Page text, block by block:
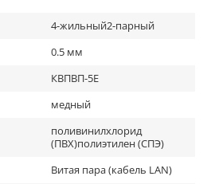
4-жильный2-парный
0.5 мм
КВПВП-5Е
медный
поливинилхлорид
(ПВХ)полиэтилен (СПЭ)
Витая пара (кабель LAN)